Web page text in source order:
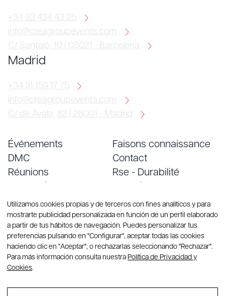
+34 93 434 43 25
info@creagroupevents.com
C/ Santaló, 10 | 08021 - Barcelona
Madrid
+34 91 159 17 75
info@creagroupevents.com
C/ de Ayala, 82 | 28001 - Madrid
Événements
DMC
Réunions
Services
Faisons connaissance
Contact
Rse - Durabilité
Blog
Utilizamos cookies propias y de terceros con fines analíticos y para
mostrarte publicidad personalizada en función de un perfil elaborado
a partir de tus hábitos de navegación. Puedes personalizar tus
preferencias pulsando en "Configurar", aceptar todas las cookies
haciendo clic en "Aceptar", o rechazarlas seleccionando "Rechazar".
Para más información consulta nuestra Política de Privacidad y
Cookies.